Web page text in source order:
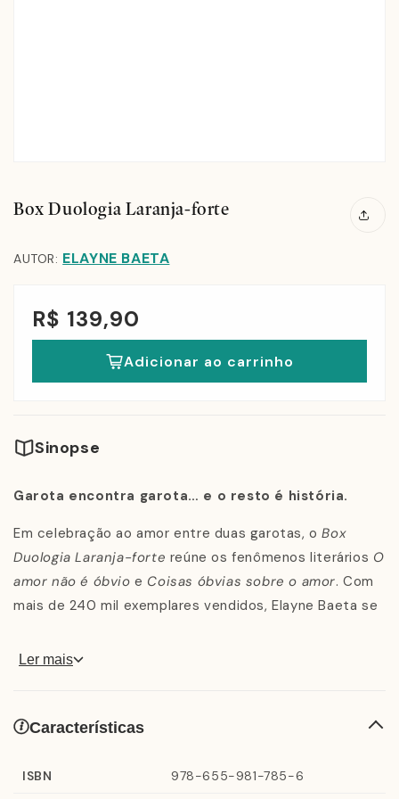
Box Duologia Laranja-forte
AUTOR: ELAYNE BAETA
R$ 139,90
Adicionar ao carrinho
Sinopse
Garota encontra garota… e o resto é história.
Em celebração ao amor entre duas garotas, oBox
Duologia Laranja-forte reúne os fenômenos literários O
amor não é óbvio e Coisas óbvias sobre o amor. Com
mais de 240 mil exemplares vendidos, Elayne Baeta se
literatura nacional.
O amor não é óbvio (Vol. 1)
Ler mais
Características
ISBN 978-655-981-785-6